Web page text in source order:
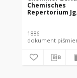
Chemisches
Repertorium
1886